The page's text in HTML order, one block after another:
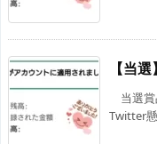
【当
当選
Twitter